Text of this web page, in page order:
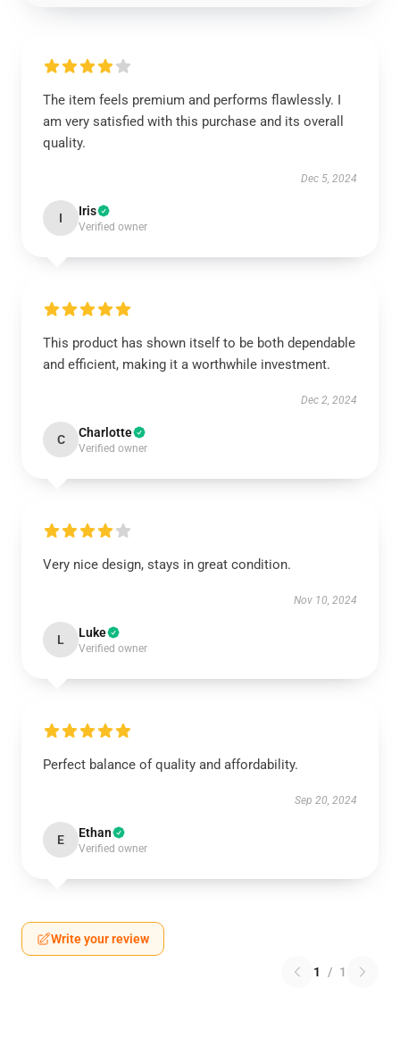
The item feels premium and performs flawlessly. I
am very satisfied with this purchase and its overall
quality.
Dec 5, 2024
I Iris
Verified owner
This product has shown itself to be both dependable
and efficient, making it a worthwhile investment.
Dec 2, 2024
C Charlotte
Verified owner
Very nice design, stays in great condition.
Nov 10, 2024
L Luke
Verified owner
Perfect balance of quality and affordability.
Sep 20, 2024
E Ethan
Verified owner
Write your review
1 / 1